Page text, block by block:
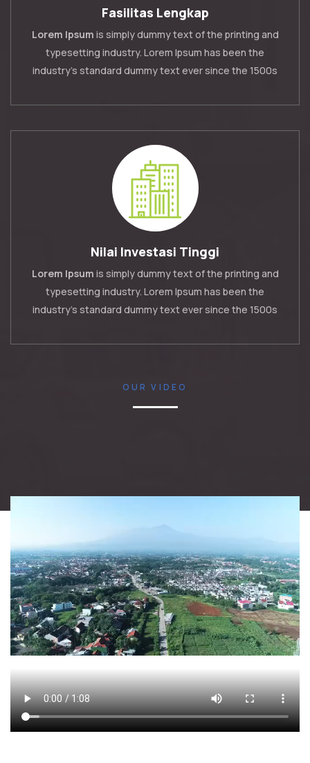
Fasilitas Lengkap
Lorem Ipsum is simply dummy text of the printing and
typesetting industry. Lorem Ipsum has been the
industry's standard dummy text ever since the 1500s
Nilai Investasi Tinggi
Lorem Ipsum is simply dummy text of the printing and
typesetting industry. Lorem Ipsum has been the
industry's standard dummy text ever since the 1500s
OUR VIDEO